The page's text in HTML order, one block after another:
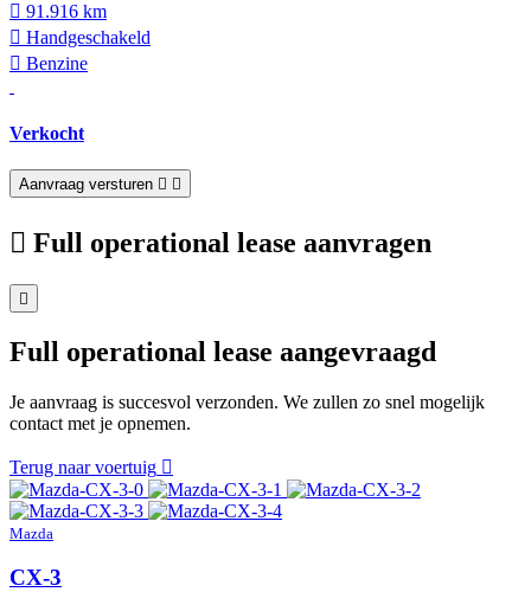
91.916 km
Hand­geschakeld
Benzine
Verkocht
Aanvraag versturen
Full operational lease aanvragen
Full operational lease aangevraagd
Je aanvraag is succesvol verzonden. We zullen zo snel mogelijk
contact met je opnemen.
Terug naar voertuig
Mazda
CX-3